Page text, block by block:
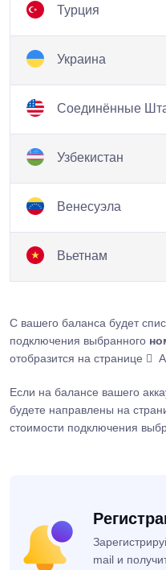
Турция
Украина
Соединённые
Узбекистан
Венесуэла
Вьетнам
С вашего баланса будет
подключения выбранного
отобразится на странице
Если на балансе вашего
будете направлены на
стоимости подключения
mail и